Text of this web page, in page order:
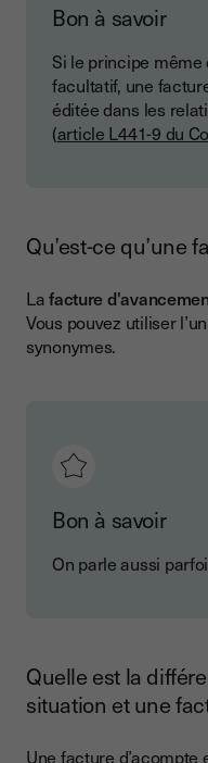
Bon à savoir
Si le principe
facultatif, une
éditée dans les
(article L441-9 du
Qu’est-ce qu’une
Lafacture
Vous pouvez utiliser
synonymes.
Bon à savoir
On parle aussi
Quelle est la
situation et une
Une facture d’acompte